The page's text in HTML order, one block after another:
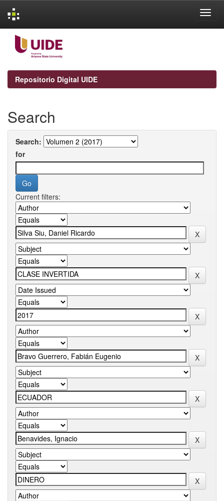
navigation
Repositorio Digital UIDE
Search
Search:
for
Current filters: